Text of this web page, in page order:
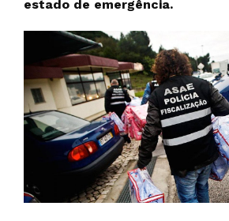
estado de emergência.